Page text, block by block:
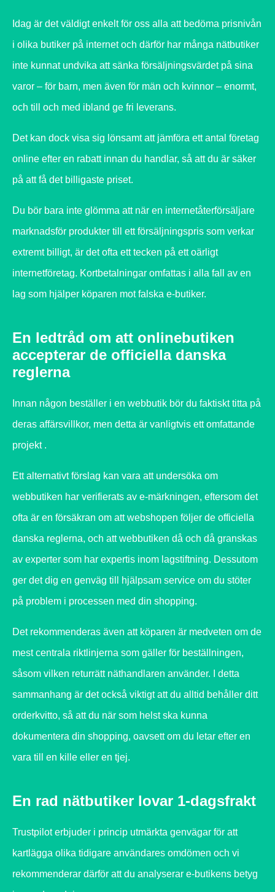
Idag är det väldigt enkelt för oss alla att bedöma prisnivån
i olika butiker på internet och därför har många nätbutiker
inte kunnat undvika att sänka försäljningsvärdet på sina
varor – för barn, men även för män och kvinnor – enormt,
och till och med ibland ge fri leverans.
Det kan dock visa sig lönsamt att jämföra ett antal företag
online efter en rabatt innan du handlar, så att du är säker
på att få det billigaste priset.
Du bör bara inte glömma att när en internetåterförsäljare
marknadsför produkter till ett försäljningspris som verkar
extremt billigt, är det ofta ett tecken på ett oärligt
internetföretag. Kortbetalningar omfattas i alla fall av en
lag som hjälper köparen mot falska e-butiker.
En ledtråd om att onlinebutiken
accepterar de officiella danska
reglerna
Innan någon beställer i en webbutik bör du faktiskt titta på
deras affärsvillkor, men detta är vanligtvis ett omfattande
projekt .
Ett alternativt förslag kan vara att undersöka om
webbutiken har verifierats av e-märkningen, eftersom det
ofta är en försäkran om att webshopen följer de officiella
danska reglerna, och att webbutiken då och då granskas
av experter som har expertis inom lagstiftning. Dessutom
ger det dig en genväg till hjälpsam service om du stöter
på problem i processen med din shopping.
Det rekommenderas även att köparen är medveten om de
mest centrala riktlinjerna som gäller för beställningen,
såsom vilken returrätt näthandlaren använder. I detta
sammanhang är det också viktigt att du alltid behåller ditt
orderkvitto, så att du när som helst ska kunna
dokumentera din shopping, oavsett om du letar efter en
vara till en kille eller en tjej.
En rad nätbutiker lovar 1-dagsfrakt
Trustpilot erbjuder i princip utmärkta genvägar för att
kartlägga olika tidigare användares omdömen och vi
rekommenderar därför att du analyserar e-butikens betyg